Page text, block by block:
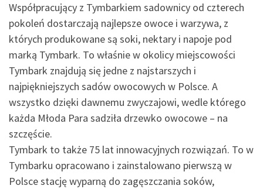
Współpracujący z Tymbarkiem sadownicy od czterech
pokoleń dostarczają najlepsze owoce i warzywa, z
których produkowane są soki, nektary i napoje pod
marką Tymbark. To właśnie w okolicy miejscowości
Tymbark znajdują się jedne z najstarszych i
najpiękniejszych sadów owocowych w Polsce. A
wszystko dzięki dawnemu zwyczajowi, wedle którego
każda Młoda Para sadziła drzewko owocowe – na
szczęście.
Tymbark to także 75 lat innowacyjnych rozwiązań. To w
Tymbarku opracowano i zainstalowano pierwszą w
Polsce stację wyparną do zagęszczania soków,